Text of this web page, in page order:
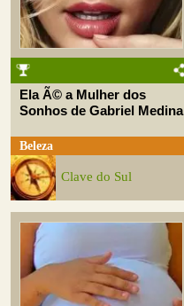
Ela Ã© a Mulher dos
Sonhos de Gabriel Medina
Beleza
Clave do Sul